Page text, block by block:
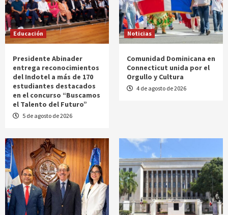
Educación
Presidente Abinader
entrega reconocimientos
del Indotel a más de 170
estudiantes destacados
en el concurso “Buscamos
el Talento del Futuro”
5 de agosto de 2026
Noticias
Comunidad Dominicana en
Connecticut unida por el
Orgullo y Cultura
4 de agosto de 2026